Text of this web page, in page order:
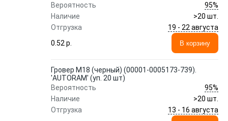
Вероятность
95%
Наличие
>20 шт.
Отгрузка
19 - 22 августа
0.52 p.
В корзину
Гровер М18 (черный) (00001-0005173-739).
'AUTORAM' (уп. 20 шт)
Вероятность
95%
Наличие
>20 шт.
Отгрузка
13 - 16 августа